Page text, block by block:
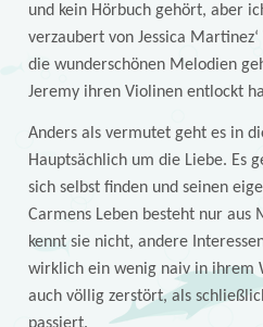
und kein Hörbuch gehört, aber
verzaubert von Jessica
die wunderschönen Melodien
Jeremy ihren Violinen entlockt
Anders als vermutet geht es in
Hauptsächlich um die Liebe. Es
sich selbst finden und seinen
Carmens Leben besteht nur aus
kennt sie nicht, andere
wirklich ein wenig naiv in ihrem
auch völlig zerstört, als
passiert.